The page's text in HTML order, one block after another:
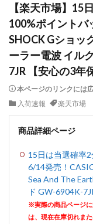
【楽天市場】15
100%ポイントバ
SHOCK Gショッ
ーラー電波 イル
7JR 【安心の3年
本ページのリンクには
入荷速報
楽天市場
商品詳細ページ
15日は当選確率
6/14発売！
Sea And The
ド GW-6904K-
※実際の商品ページ
は、現在在庫切れま